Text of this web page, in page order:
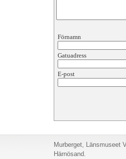
Förnamn
Gatuadress
E-post
Murberget, Länsmuseet
Härnösand.